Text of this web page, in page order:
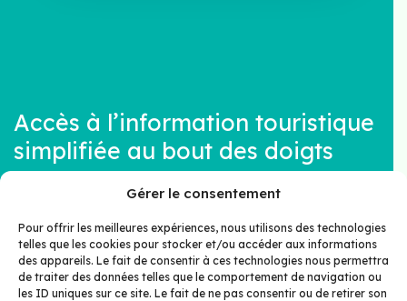
Gérer le consentement
Pour offrir les meilleures expériences, nous utilisons des technologies
telles que les cookies pour stocker et/ou accéder aux informations
des appareils. Le fait de consentir à ces technologies nous permettra
de traiter des données telles que le comportement de navigation ou
les ID uniques sur ce site. Le fait de ne pas consentir ou de retirer son
Accès à l’information touristique
simplifiée au bout des doigts
Une fois leurs sélections effectuées, les
visiteurs confirment le contenu de leur panier
(valise) et reçoivent immédiatement par
courriel, par texto ou en utilisant un code QR,
les dépliants des attractions sélectionnées.